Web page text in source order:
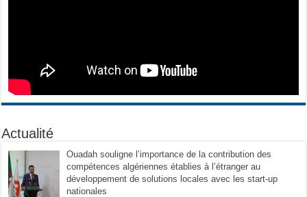
Actualité
Ouadah souligne l’importance de la contribution des
compétences algériennes établies à l’étranger au
développement de solutions locales avec les start-up
nationales